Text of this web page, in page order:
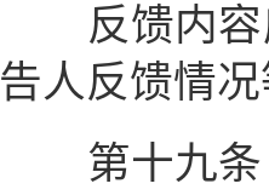
反馈内容
告人反馈情
第十九条